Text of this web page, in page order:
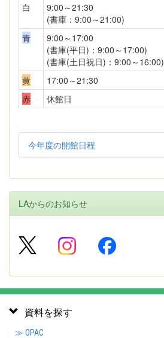
白
9:00～21:30
(書庫：9:00～21:00)
青
9:00～17:00
(書庫(平日)：9:00～17:00)
(書庫(土日祝日)：9:00～16:00)
黄
17:00～21:30
赤
休館日
今年度の開館日程
LAからのお知らせ
資料を探す
≫ OPAC